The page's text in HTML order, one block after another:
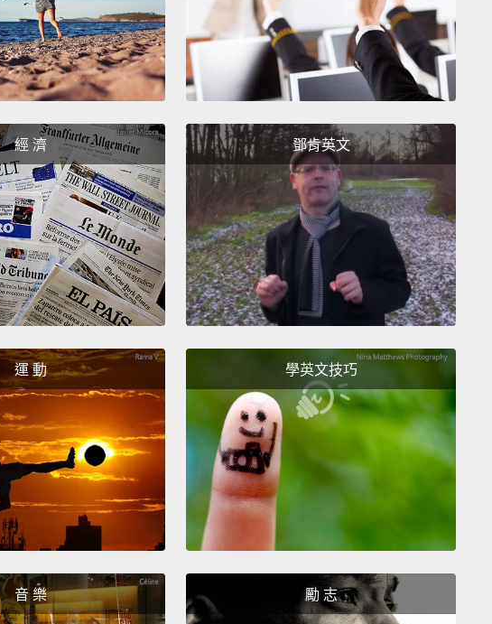
appeared in a long list of other sentences,
all of the same
length, each separated by periods.
Things would get
monotonous very fast.
In that situation, semicolons bring
clauses.
分號的另一項任務是將獨立子句連接在一起。這些是可以單獨
存在的句子，但當被分號連接起來時，這些句子看起來和聽起
來會順很多，因為它們在某方面是有關聯性的。分號對我來說
一度曾是一個很難理解的事物。我不知道該把它們擺在哪裡。
技術上來說，那樣沒什麼不對。這兩個句子可以單獨存在。但
想像它們出現在一個其它句子組成的一長串清單內，裡面的句
味。在那樣的狀況下，分號靠著連接起有關聯的子句來帶給寫
作流暢和變化性。
But as beneficial as they are, semicolons don't belong
just anywhere.
There are two main rules that govern their
Firstly, unless they're being used in lists, semicolons
should only connect clauses that are related in some way.
once a great mystery to me; I'd really like a sandwich.
Periods work best here because these are two totally
經 濟 鄧肯英文
運 動 學英文技巧
音 樂 勵 志